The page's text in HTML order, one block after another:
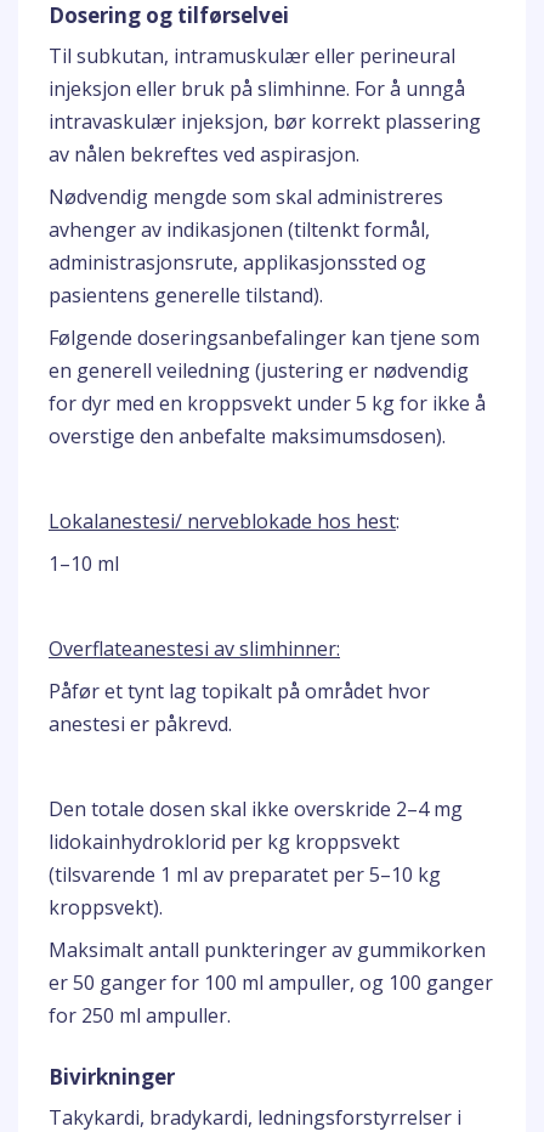
Dosering og tilførselvei
Til subkutan, intramuskulær eller perineural
injeksjon eller bruk på slimhinne. For å unngå
intravaskulær injeksjon, bør korrekt plassering
av nålen bekreftes ved aspirasjon.
Nødvendig mengde som skal administreres
avhenger av indikasjonen (tiltenkt formål,
administrasjonsrute, applikasjonssted og
pasientens generelle tilstand).
Følgende doseringsanbefalinger kan tjene som
en generell veiledning (justering er nødvendig
for dyr med en kroppsvekt under 5 kg for ikke å
overstige den anbefalte maksimumsdosen).
Lokalanestesi/ nerveblokade hos hest:
1–10 ml
Overflateanestesi av slimhinner:
Påfør et tynt lag topikalt på området hvor
anestesi er påkrevd.
Den totale dosen skal ikke overskride 2–4 mg
lidokainhydroklorid per kg kroppsvekt
(tilsvarende 1 ml av preparatet per 5–10 kg
kroppsvekt).
Maksimalt antall punkteringer av gummikorken
er 50 ganger for 100 ml ampuller, og 100 ganger
for 250 ml ampuller.
Bivirkninger
Takykardi, bradykardi, ledningsforstyrrelser i